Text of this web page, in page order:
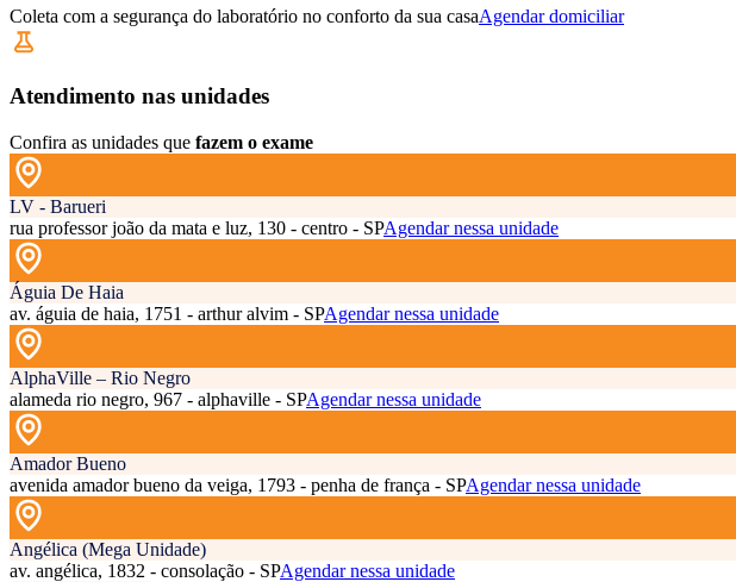
Coleta com a segurança do laboratório no conforto da sua casaAgendar domiciliar
Atendimento nas unidades
Confira as unidades que fazem o exame
LV - Barueri
rua professor joão da mata e luz, 130 - centro - SPAgendar nessa unidade
Águia De Haia
av. águia de haia, 1751 - arthur alvim - SPAgendar nessa unidade
AlphaVille – Rio Negro
alameda rio negro, 967 - alphaville - SPAgendar nessa unidade
Amador Bueno
avenida amador bueno da veiga, 1793 - penha de frança - SPAgendar nessa unidade
Angélica (Mega Unidade)
av. angélica, 1832 - consolação - SPAgendar nessa unidade